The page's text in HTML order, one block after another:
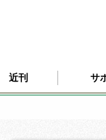
近刊 サ